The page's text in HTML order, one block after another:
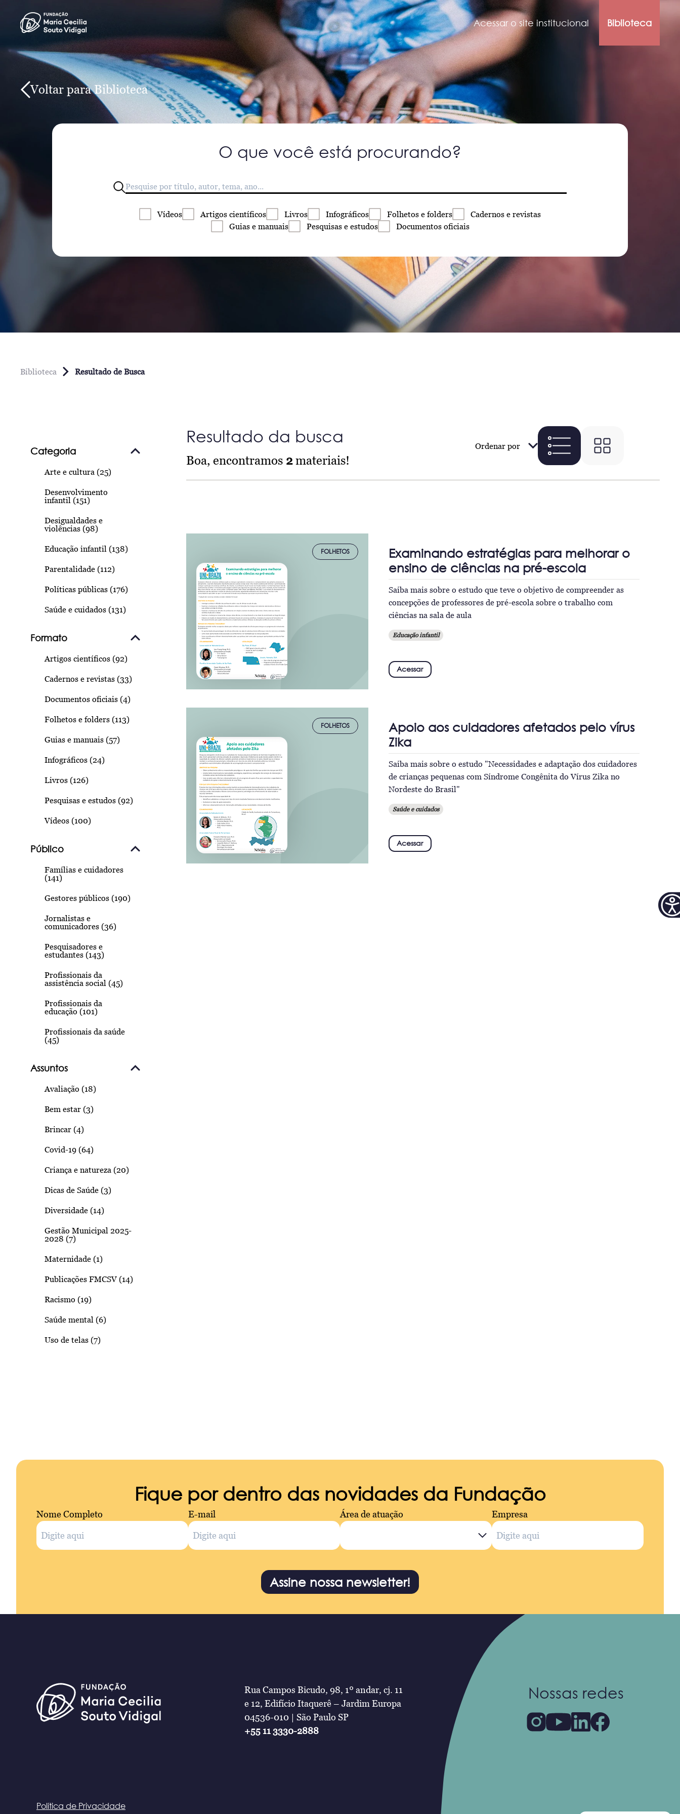
Acessar o site institucional Biblioteca
Voltar para Biblioteca
O que você está procurando?
Vídeos Artigos científicos Livros Infográficos Folhetos e folders Cadernos e revistas
Guias e manuais Pesquisas e estudos Documentos oficiais
Biblioteca Resultado de Busca
Categoria
Arte e cultura (25)
Desenvolvimento
infantil (151)
Desigualdades e
violências (98)
Educação infantil (138)
Parentalidade (112)
Políticas públicas (176)
Saúde e cuidados (131)
Formato
Artigos científicos (92)
Cadernos e revistas (33)
Documentos oficiais (4)
Folhetos e folders (113)
Guias e manuais (57)
Infográficos (24)
Livros (126)
Pesquisas e estudos (92)
Vídeos (100)
Público
Famílias e cuidadores
(141)
Gestores públicos (190)
Jornalistas e
comunicadores (36)
Pesquisadores e
estudantes (143)
Profissionais da
assistência social (45)
Profissionais da
educação (101)
Profissionais da saúde
(45)
Assuntos
Avaliação (18)
Bem estar (3)
Brincar (4)
Covid-19 (64)
Criança e natureza (20)
Dicas de Saúde (3)
Diversidade (14)
Gestão Municipal 2025-
2028 (7)
Maternidade (1)
Publicações FMCSV (14)
Racismo (19)
Saúde mental (6)
Uso de telas (7)
Resultado da busca
Boa, encontramos 2materiais!
Ordenar por
FOLHETOS
Examinando estratégias para melhorar o
ensino de ciências na pré-escola
Saiba mais sobre o estudo que teve o objetivo de compreender as
concepções de professores de pré-escola sobre o trabalho com
ciências na sala de aula
Educação infantil
Acessar
FOLHETOS
Apoio aos cuidadores afetados pelo vírus
Zika
Saiba mais sobre o estudo "Necessidades e adaptação dos cuidadores
de crianças pequenas com Síndrome Congênita do Vírus Zika no
Nordeste do Brasil"
Saúde e cuidados
Acessar
Fique por dentro das novidades da Fundação
Nome Completo E-mail Área de atuação Empresa
Assine nossa newsletter!
Rua Campos Bicudo, 98, 1º andar, cj. 11
e 12, Edifício Itaquerê – Jardim Europa
04536-010 | São Paulo SP
+55 11 3330-2888
Nossas redes
Política de Privacidade